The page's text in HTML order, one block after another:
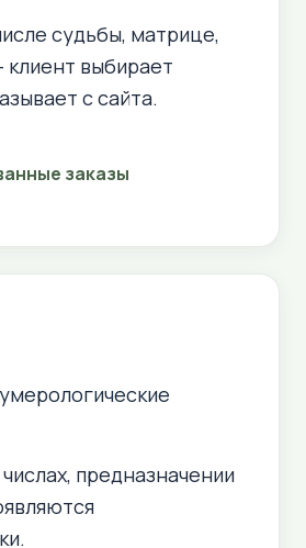
судьбы, матрице,
выбирает
с сайта.
заказы
предназначении